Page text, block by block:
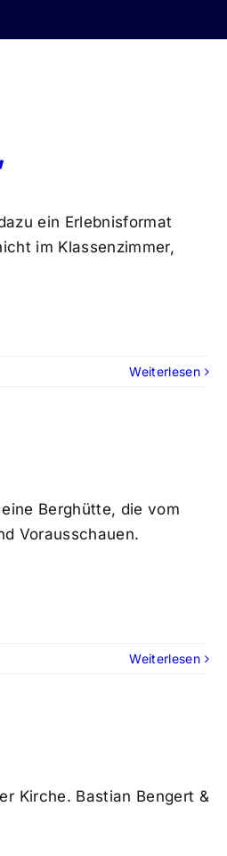
ein Erlebnisformat
im Klassenzimmer,
Weiterlesen
Berghütte, die vom
Vorausschauen.
Weiterlesen
Kirche. Bastian Bengert &